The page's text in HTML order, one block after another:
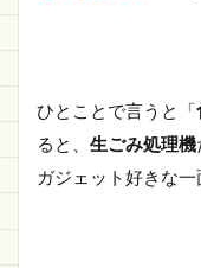
ひとことで言うと「
ると、 生ごみ処理機
ガジェット好きな一